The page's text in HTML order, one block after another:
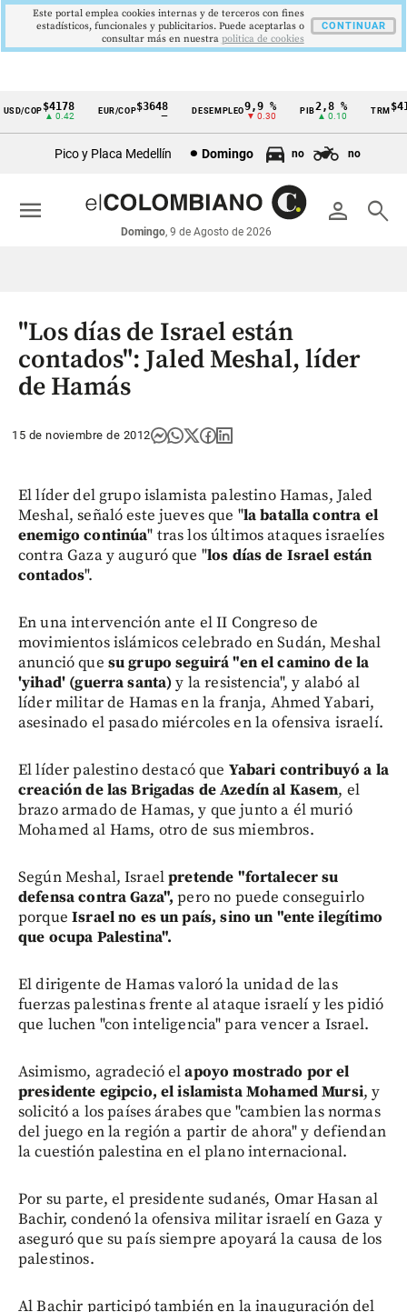
Cintillo
económicos
Colombia
COP$4178
▲ 0.42
EUR/COP$3648 DESEMPLEO 9,9 %
▼ 0.30
PIB2,8 %
▲ 0.10
TRM
Pico y Placa Medellín Domingo no no
person search
Domingo, 9 de Agosto de 2026
menu
"Los días de Israel están
contados": Jaled Meshal, líder
de Hamás
15 de noviembre de 2012
El líder del grupo islamista palestino Hamas, Jaled
Meshal, señaló este jueves que "la batalla contra el
enemigo continúa" tras los últimos ataques israelíes
contra Gaza y auguró que "los días de Israel están
contados".
En una intervención ante el II Congreso de
movimientos islámicos celebrado en Sudán, Meshal
anunció que su grupo seguirá "en el camino de la
'yihad' (guerra santa)y la resistencia", y alabó al
líder militar de Hamas en la franja, Ahmed Yabari,
asesinado el pasado miércoles en la ofensiva israelí.
El líder palestino destacó que Yabari contribuyó a la
creación de las Brigadas de Azedín al Kasem, el
brazo armado de Hamas, y que junto a él murió
Mohamed al Hams, otro de sus miembros.
Según Meshal, Israelpretende "fortalecer su
defensa contra Gaza", pero no puede conseguirlo
porqueIsrael no es un país, sino un "ente ilegítimo
que ocupa Palestina".
El dirigente de Hamas valoró la unidad de las
fuerzas palestinas frente al ataque israelí y les pidió
que luchen "con inteligencia" para vencer a Israel.
Asimismo, agradeció elapoyo mostrado por el
presidente egipcio, el islamista Mohamed Mursi, y
solicitó a los países árabes que "cambien las normas
del juego en la región a partir de ahora" y defiendan
la cuestión palestina en el plano internacional.
Por su parte, el presidente sudanés, Omar Hasan al
Bachir, condenó la ofensiva militar israelí en Gaza y
aseguró que su país siempre apoyará la causa de los
palestinos.
Al Bachir participó también en la inauguración del
Este portal emplea cookies internas y de terceros con fines
estadísticos, funcionales y publicitarios. Puede aceptarlas o
consultar más en nuestra politica de cookies
CONTINUAR